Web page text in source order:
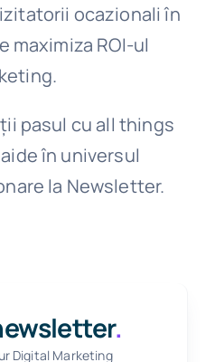
ocazionali în
ROI-ul
pasul cu all things
în universul
la Newsletter.
.
Digital Marketing